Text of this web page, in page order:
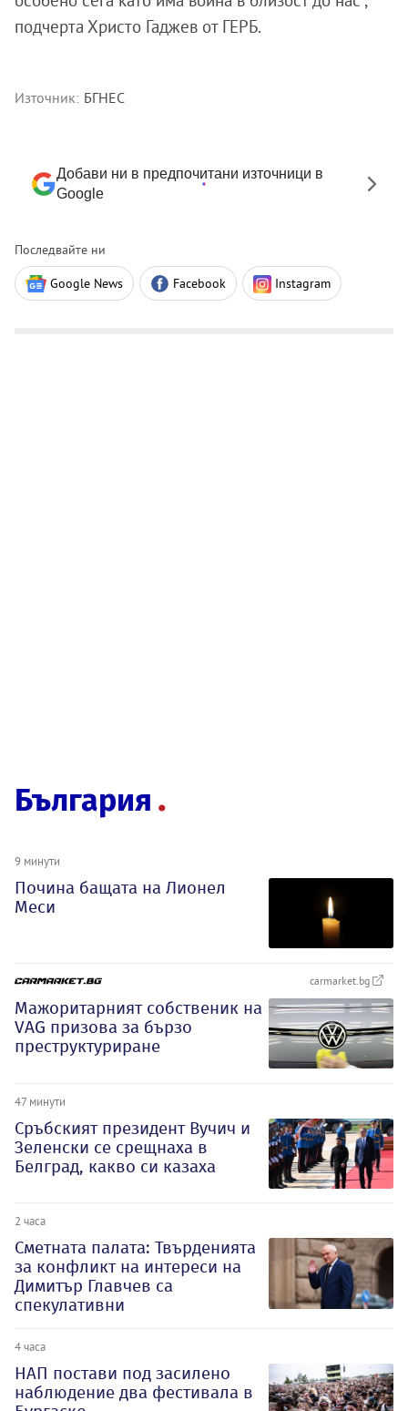
подчерта Христо Гаджев от ГЕРБ.
Източник: БГНЕС
Добави ни в предпочитани източници в
Google
Последвайте ни
Google News Facebook Instagram
България
9 минути
Почина бащата на Лионел
Меси
carmarket.bg
Мажоритарният собственик на
VAG призова за бързо
преструктуриране
47 минути
Сръбският президент Вучич и
Зеленски се срещнаха в
Белград, какво си казаха
2 часа
Сметната палата: Твърденията
за конфликт на интереси на
Димитър Главчев са
спекулативни
4 часа
НАП постави под засилено
наблюдение два фестивала в